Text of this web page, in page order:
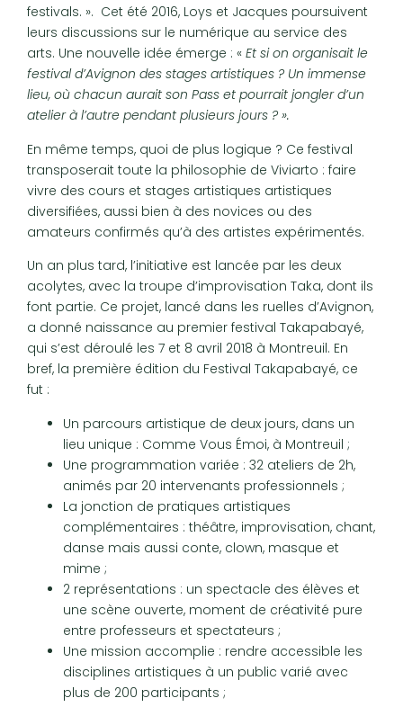
festivals. ». Cet été 2016, Loys et Jacques poursuivent
leurs discussions sur le numérique au service des
arts. Une nouvelle idée émerge : « Et si on organisait le
festival d’Avignon des stages artistiques ? Un immense
lieu, où chacun aurait son Pass et pourrait jongler d’un
atelier à l’autre pendant plusieurs jours ? ».
En même temps, quoi de plus logique ? Ce festival
transposerait toute la philosophie de Viviarto : faire
vivre des cours et stages artistiques artistiques
diversifiées, aussi bien à des novices ou des
amateurs confirmés qu’à des artistes expérimentés.
Un an plus tard, l’initiative est lancée par les deux
acolytes, avec la troupe d’improvisation Taka, dont ils
font partie. Ce projet, lancé dans les ruelles d’Avignon,
a donné naissance au premier festival Takapabayé,
qui s’est déroulé les 7 et 8 avril 2018 à Montreuil. En
bref, la première édition du Festival Takapabayé, ce
fut :
Un parcours artistique de deux jours, dans un
lieu unique : Comme Vous Émoi, à Montreuil ;
Une programmation variée : 32 ateliers de 2h,
animés par 20 intervenants professionnels ;
La jonction de pratiques artistiques
complémentaires : théâtre, improvisation, chant,
danse mais aussi conte, clown, masque et
mime ;
2 représentations : un spectacle des élèves et
une scène ouverte, moment de créativité pure
entre professeurs et spectateurs ;
Une mission accomplie : rendre accessible les
disciplines artistiques à un public varié avec
plus de 200 participants ;